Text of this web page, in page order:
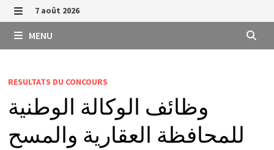
Passer
au
contenu
MENU
7 août 2026
MENU
RESULTATS DU CONCOURS
وظائف الوكالة الوطنية
للمحافظة العقارية والمسح